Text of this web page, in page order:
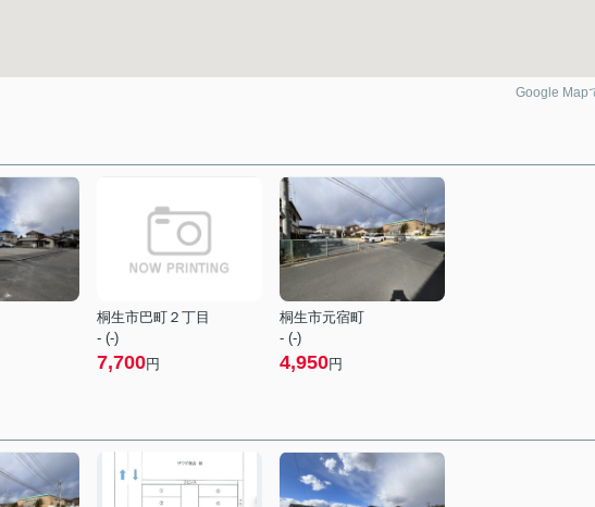
Google Map
桐生市巴町２丁目
- (-)
7,700円
桐生市元宿町
- (-)
4,950円